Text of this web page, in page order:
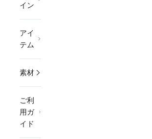
イン
アイ
テム
素材
ご利
用ガ
イド